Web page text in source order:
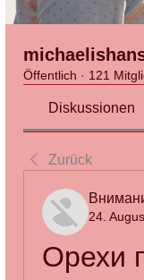
Öffentlich · 121
Diskussionen
Zurück
24.
Орехи